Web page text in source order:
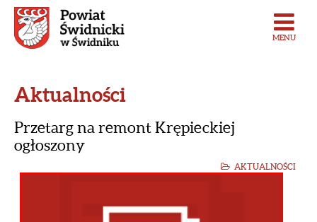
MENU
Aktualności
Przetarg na remont Krępieckiej
ogłoszony
AKTUALNOŚCI